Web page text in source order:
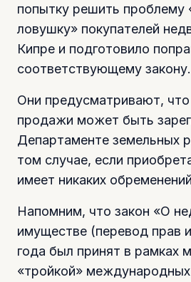
попытку решить проблему
ловушку» покупателей
Кипре и подготовило
соответствующему закону.
Они предусматривают, что
продажи может быть
Департаменте земельных
том случае, если
имеет никаких
Напомним, что закон «О
имуществе (перевод прав
года был принят в рамках
«тройкой»